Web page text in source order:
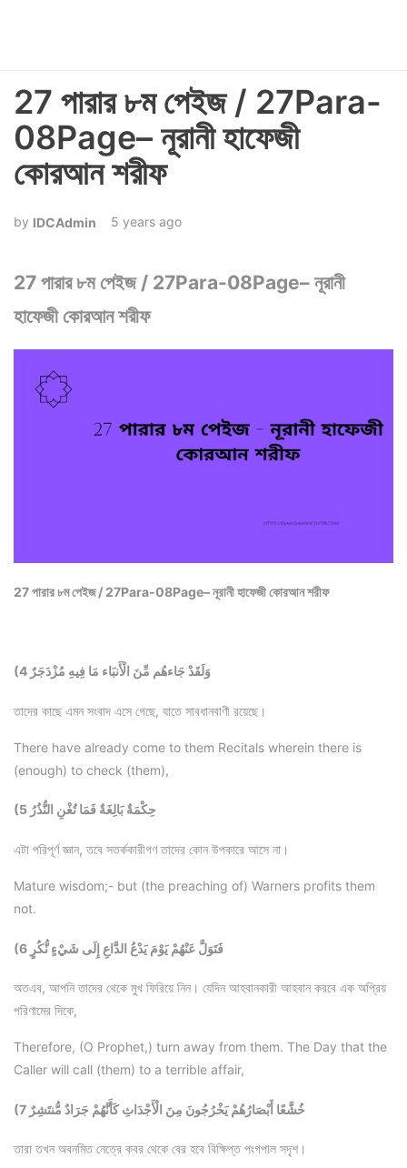
27 পারার ৮ম পেইজ / 27Para-
08Page– নূরানী হাফেজী
কোরআন শরীফ
IDCAdmin 5 years ago
27 পারার ৮ম পেইজ / 27Para-08Page– নূরানী
হাফেজী কোরআন শরীফ
27 পারার ৮ম পেইজ / 27Para-08Page– নূরানী হাফেজী কোরআন শরীফ
(4 وَلَقَدْ جَاءهُم مِّنَ الْأَنبَاء مَا فِيهِ مُزْدَجَرٌ
তাদের কাছে এমন সংবাদ এসে গেছে, যাতে সাবধানবাণী রয়েছে।
There have already come to them Recitals wherein there is
(enough) to check (them),
(5 حِكْمَةٌ بَالِغَةٌ فَمَا تُغْنِ النُّذُرُ
এটা পরিপূর্ণ জ্ঞান, তবে সতর্ককারীগণ তাদের কোন উপকারে আসে না।
Mature wisdom;- but (the preaching of) Warners profits them
not.
(6 فَتَوَلَّ عَنْهُمْ يَوْمَ يَدْعُ الدَّاعِ إِلَى شَيْءٍ نُّكُرٍ
অতএব, আপনি তাদের থেকে মুখ ফিরিয়ে নিন। যেদিন আহবানকারী আহবান করবে এক অপ্রিয়
পরিণামের দিকে,
Therefore, (O Prophet,) turn away from them. The Day that the
Caller will call (them) to a terrible affair,
(7 خُشَّعًا أَبْصَارُهُمْ يَخْرُجُونَ مِنَ الْأَجْدَاثِ كَأَنَّهُمْ جَرَادٌ مُّنتَشِرٌ
তারা তখন অবনমিত নেত্রে কবর থেকে বের হবে বিক্ষিপ্ত পংগপাল সদৃশ।